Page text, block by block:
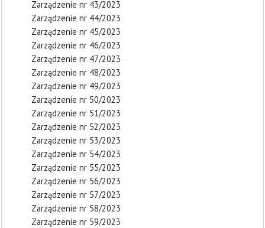
Zarządzenie nr 43/2023
Zarządzenie nr 44/2023
Zarządzenie nr 45/2023
Zarządzenie nr 46/2023
Zarządzenie nr 47/2023
Zarządzenie nr 48/2023
Zarządzenie nr 49/2023
Zarządzenie nr 50/2023
Zarządzenie nr 51/2023
Zarządzenie nr 52/2023
Zarządzenie nr 53/2023
Zarządzenie nr 54/2023
Zarządzenie nr 55/2023
Zarządzenie nr 56/2023
Zarządzenie nr 57/2023
Zarządzenie nr 58/2023
Zarządzenie nr 59/2023